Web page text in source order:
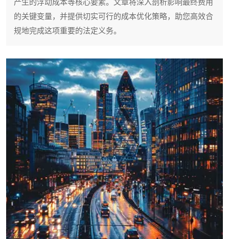
产生的浮动成本等核心要素。文章将深入剖析影响最终费用
的关键变量，并提供切实可行的成本优化策略，助您高效合
规地完成这项重要的法定义务。